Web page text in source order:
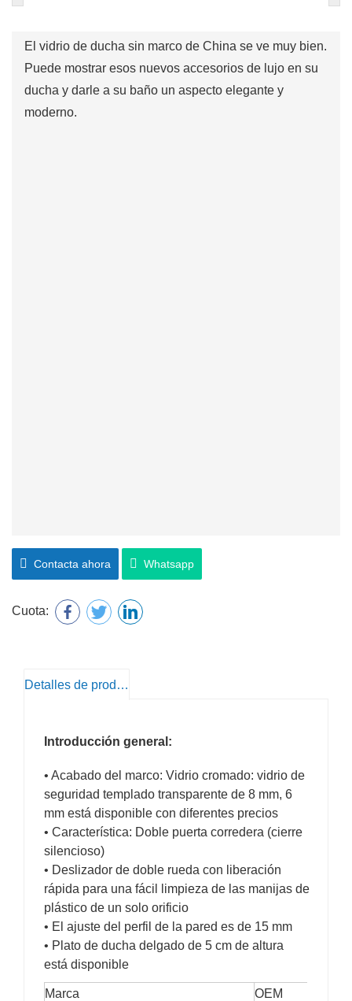
El vidrio de ducha sin marco de China se ve muy bien.
Puede mostrar esos nuevos accesorios de lujo en su
ducha y darle a su baño un aspecto elegante y
moderno.
Contacta ahora Whatsapp
Cuota:
Detalles de producto
Introducción general:
• Acabado del marco: Vidrio cromado: vidrio de
seguridad templado transparente de 8 mm, 6
mm está disponible con diferentes precios
• Característica: Doble puerta corredera (cierre
silencioso)
• Deslizador de doble rueda con liberación
rápida para una fácil limpieza de las manijas de
plástico de un solo orificio
• El ajuste del perfil de la pared es de 15 mm
• Plato de ducha delgado de 5 cm de altura
está disponible
Marca
OEM